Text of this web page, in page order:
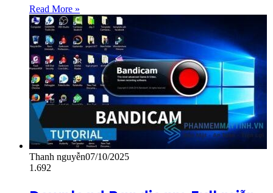
Read More »
Thanh nguyễn07/10/2025
1.692